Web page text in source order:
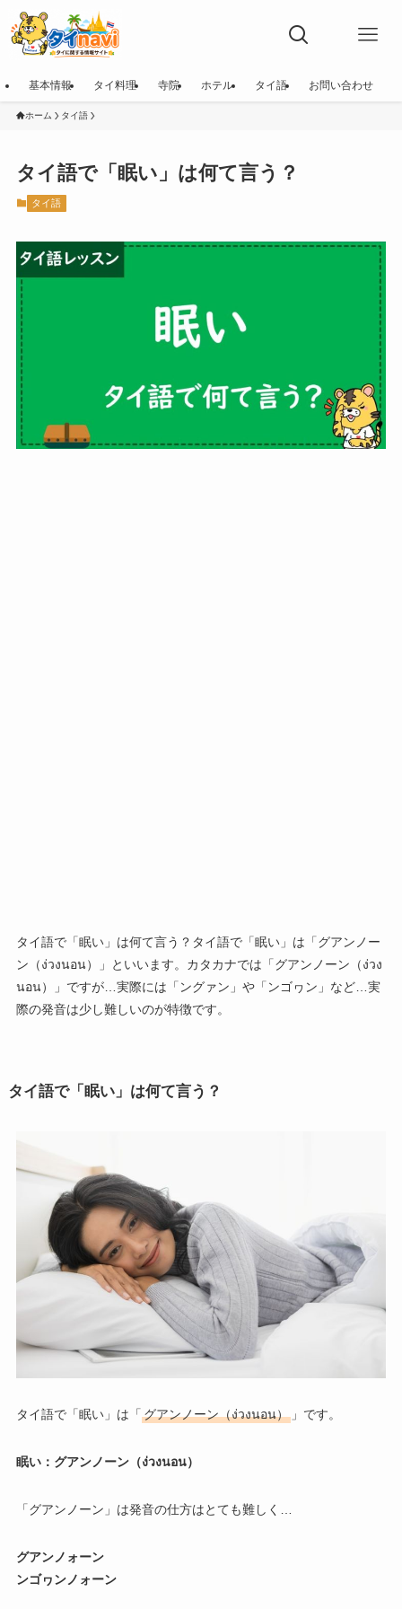
基本情報 タイ料理 寺院 ホテル タイ語 お問い合わせ
ホーム タイ語
タイ語で「眠い」は何て言う？
タイ語
タイ語で「眠い」は何て言う？タイ語で「眠い」は「グアンノー
ン（ง่วงนอน）」といいます。カタカナでは「グアンノーン（ง่วง
นอน）」ですが…実際には「ングァン」や「ンゴヮン」など…実
際の発音は少し難しいのが特徴です。
タイ語で「眠い」は何て言う？
タイ語で「眠い」は「 グアンノーン（ง่วงนอน）」です。
眠い：グアンノーン（ง่วงนอน）
「グアンノーン」は発音の仕方はとても難しく…
グアンノォーン
ンゴヮンノォーン